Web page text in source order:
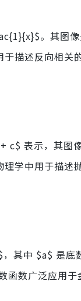
。其图
描述反向相关
c$ 表示，其图
学中用于描述
其中 $a$ 是
数广泛应用于